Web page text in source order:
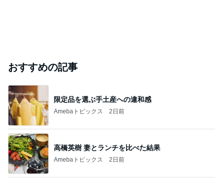
おすすめの記事
限定品を選ぶ手土産への違和感
Amebaトピックス 2日前
高橋英樹 妻とランチを比べた結果
Amebaトピックス 2日前